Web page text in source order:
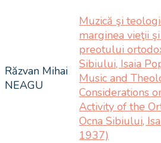
Răzvan Mihai
NEAGU
Muzică şi
marginea vieţii
preotului
Sibiului, Isaia
Music and
Considerations
Activity of the
Ocna Sibiului,
1937)